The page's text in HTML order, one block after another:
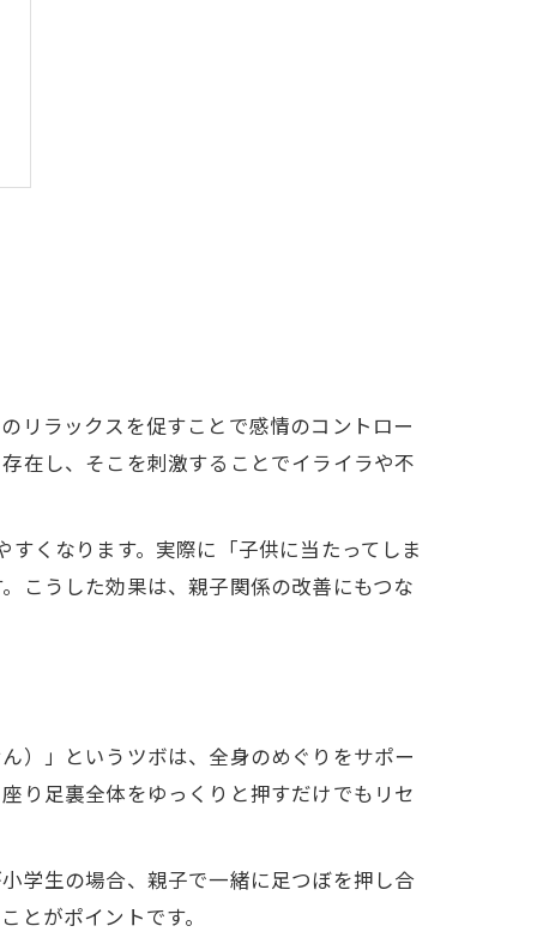
リラックスを促すことで感情のコントロー
在し、そこを刺激することでイライラや不
くなります。実際に「子供に当たってしま
こうした効果は、親子関係の改善にもつな
）」というツボは、全身のめぐりをサポー
り足裏全体をゆっくりと押すだけでもリセ
学生の場合、親子で一緒に足つぼを押し合
とがポイントです。